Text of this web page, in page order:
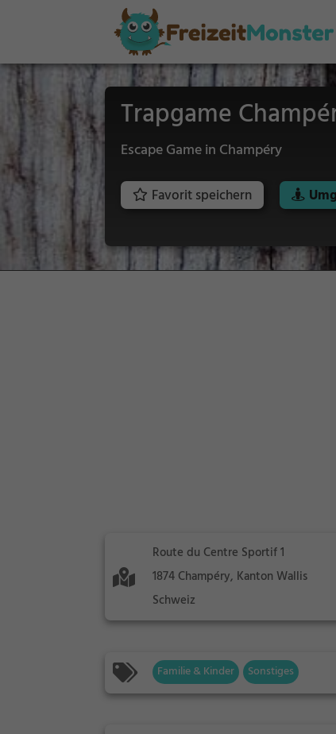
Trapgame
Escape Game in Champéry
Favorit speichern
Route du Centre Sportif 1
1874 Champéry, Kanton Wallis
Schweiz
Familie & Kinder Sonstiges